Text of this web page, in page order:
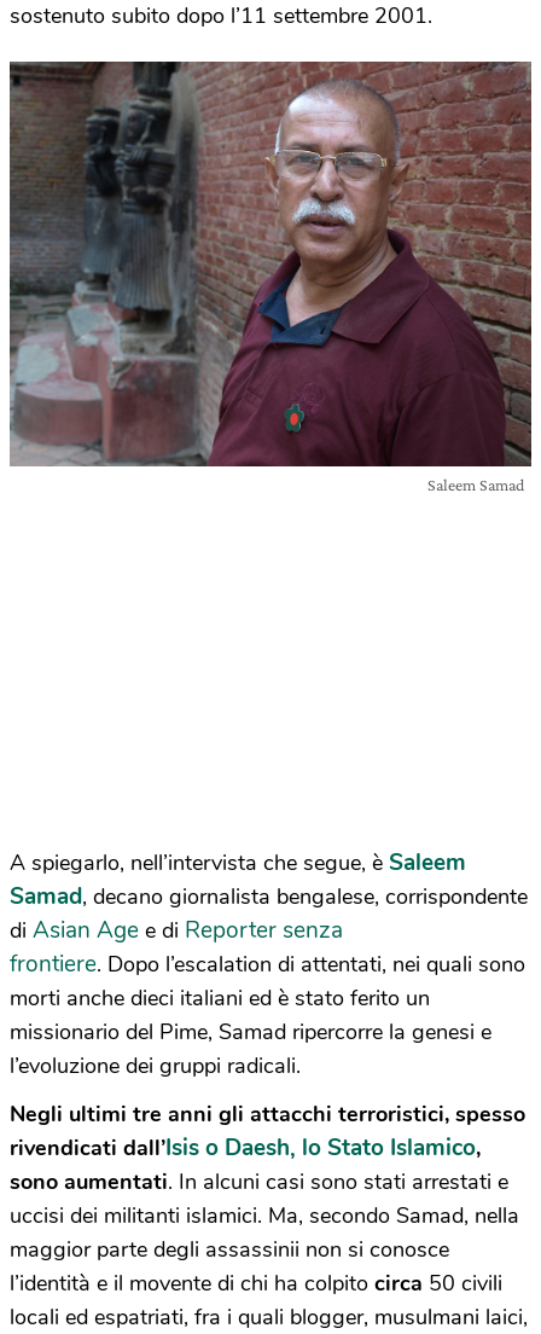
sostenuto subito dopo l’11 settembre 2001.
Saleem Samad
A spiegarlo, nell’intervista che segue, è Saleem
Samad, decano giornalista bengalese, corrispondente
di Asian Age e di Reporter senza
frontiere. Dopo l’escalation di attentati, nei quali sono
morti anche dieci italiani ed è stato ferito un
missionario del Pime, Samad ripercorre la genesi e
l’evoluzione dei gruppi radicali.
Negli ultimi tre anni gli attacchi terroristici, spesso
rivendicati dall’Isis o Daesh, lo Stato Islamico,
sono aumentati. In alcuni casi sono stati arrestati e
uccisi dei militanti islamici. Ma, secondo Samad, nella
maggior parte degli assassinii non si conosce
l’identità e il movente di chi ha colpito circa 50 civili
locali ed espatriati, fra i quali blogger, musulmani laici,